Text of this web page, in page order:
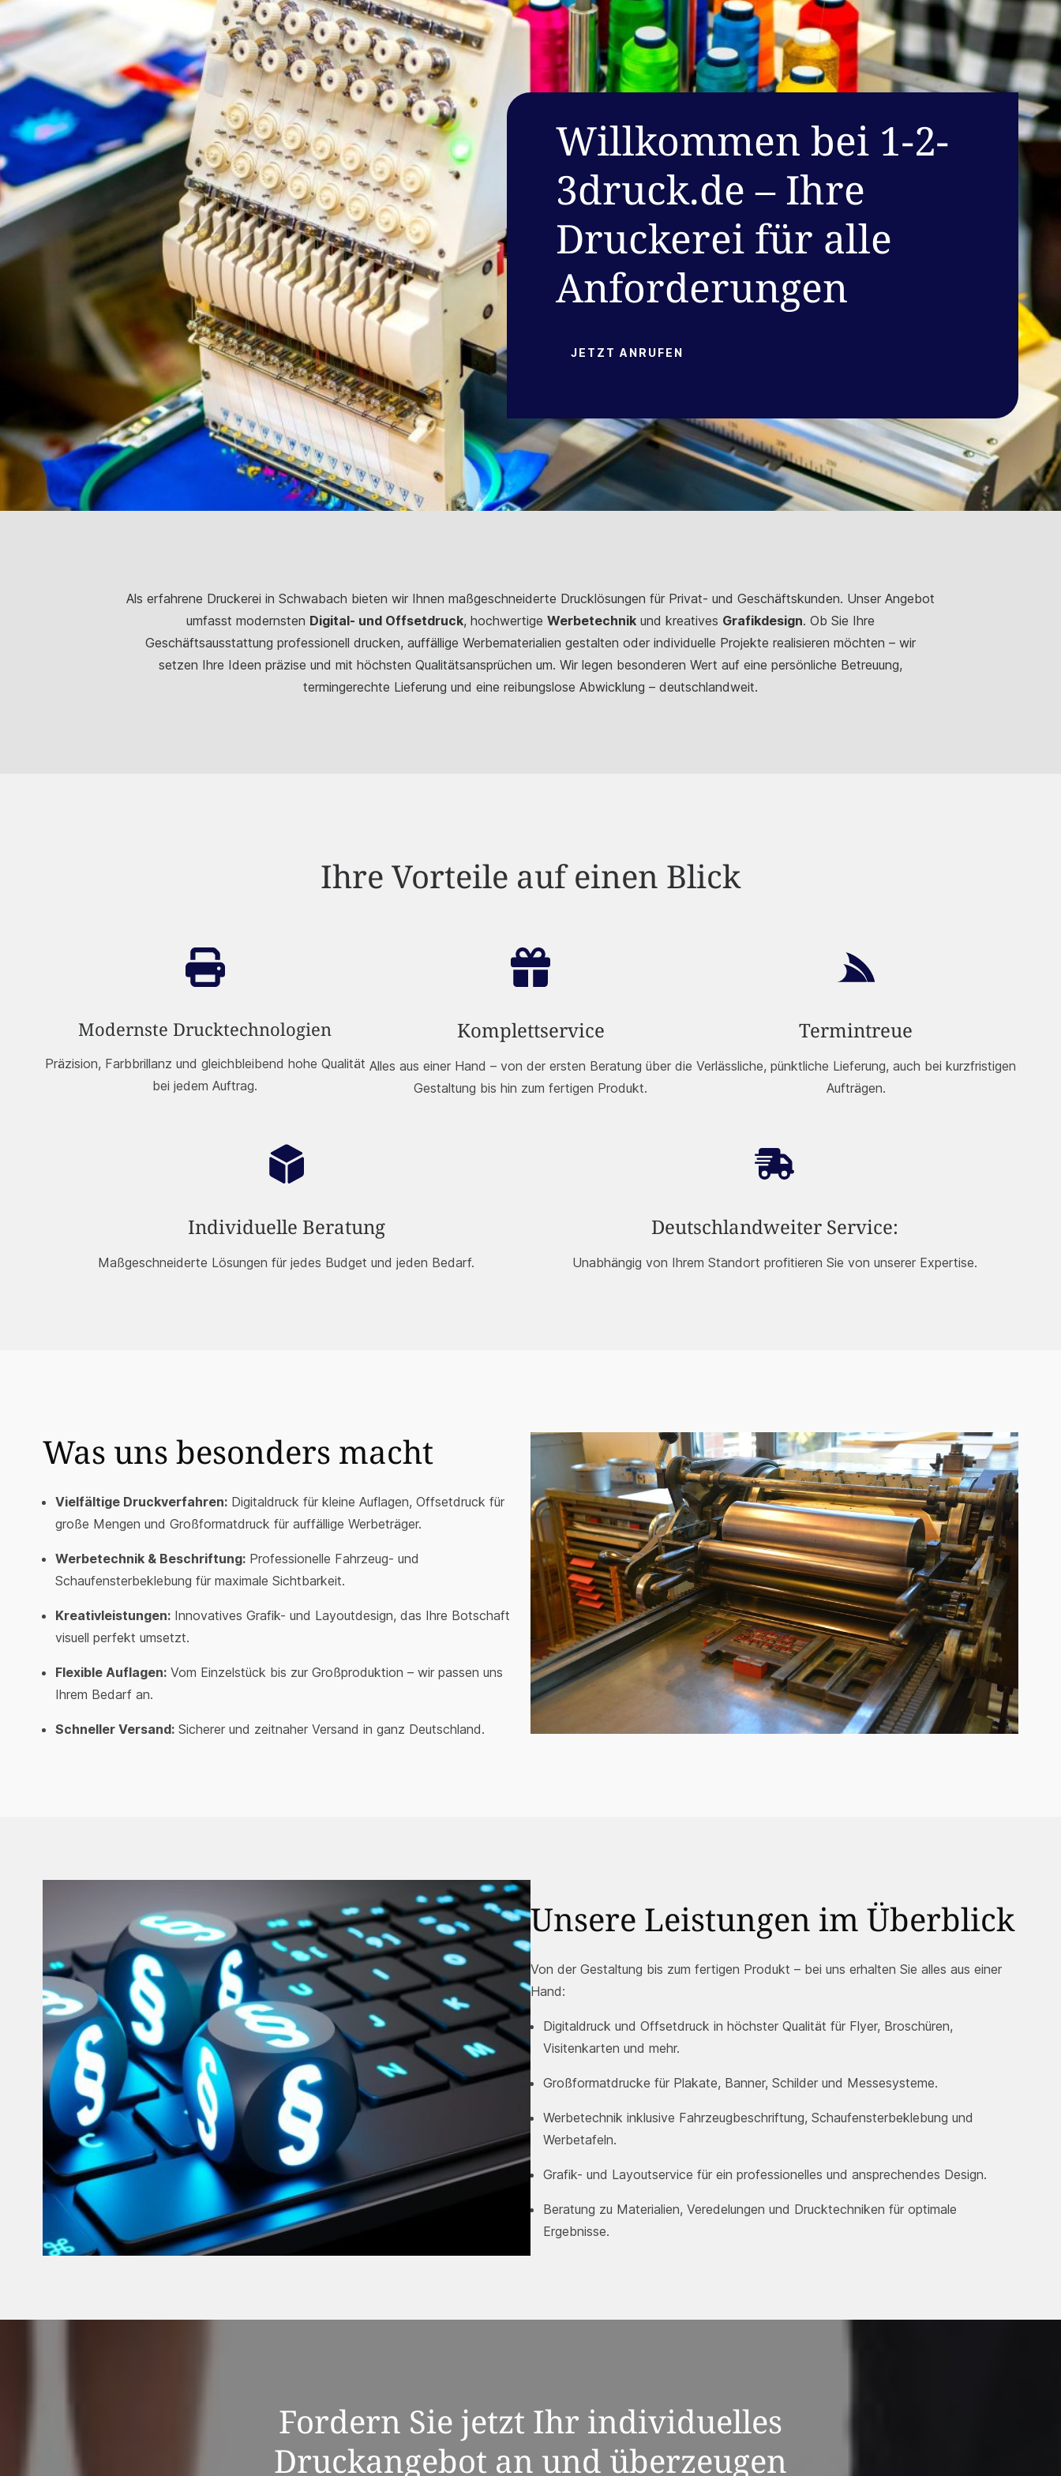
Willkommen bei 1-2-
3druck.de – Ihre
Druckerei für alle
Anforderungen
JETZT ANRUFEN
Als erfahrene Druckerei in Schwabach bieten wir Ihnen maßgeschneiderte Drucklösungen für Privat- und Geschäftskunden. Unser Angebot
umfasst modernsten Digital- und Offsetdruck, hochwertige Werbetechnik und kreatives Grafikdesign. Ob Sie Ihre
Geschäftsausstattung professionell drucken, auffällige Werbematerialien gestalten oder individuelle Projekte realisieren möchten – wir
setzen Ihre Ideen präzise und mit höchsten Qualitätsansprüchen um. Wir legen besonderen Wert auf eine persönliche Betreuung,
termingerechte Lieferung und eine reibungslose Abwicklung – deutschlandweit.
Ihre Vorteile auf einen Blick
Modernste Drucktechnologien
Präzision, Farbbrillanz und gleichbleibend hohe Qualität
bei jedem Auftrag.
Komplettservice
Alles aus einer Hand – von der ersten Beratung über die
Gestaltung bis hin zum fertigen Produkt.
Termintreue
Verlässliche, pünktliche Lieferung, auch bei kurzfristigen
Aufträgen.
Individuelle Beratung
Maßgeschneiderte Lösungen für jedes Budget und jeden Bedarf.
Deutschlandweiter Service:
Unabhängig von Ihrem Standort profitieren Sie von unserer Expertise.
Was uns besonders macht
Vielfältige Druckverfahren:Digitaldruck für kleine Auflagen, Offsetdruck für
große Mengen und Großformatdruck für auffällige Werbeträger.
Werbetechnik & Beschriftung:Professionelle Fahrzeug- und
Schaufensterbeklebung für maximale Sichtbarkeit.
Kreativleistungen:Innovatives Grafik- und Layoutdesign, das Ihre Botschaft
visuell perfekt umsetzt.
Flexible Auflagen:Vom Einzelstück bis zur Großproduktion – wir passen uns
Ihrem Bedarf an.
Schneller Versand:Sicherer und zeitnaher Versand in ganz Deutschland.
Unsere Leistungen im Überblick
Von der Gestaltung bis zum fertigen Produkt – bei uns erhalten Sie alles aus einer
Hand:
Digitaldruck und Offsetdruck in höchster Qualität für Flyer, Broschüren,
Visitenkarten und mehr.
Großformatdrucke für Plakate, Banner, Schilder und Messesysteme.
Werbetechnik inklusive Fahrzeugbeschriftung, Schaufensterbeklebung und
Werbetafeln.
Grafik- und Layoutservice für ein professionelles und ansprechendes Design.
Beratung zu Materialien, Veredelungen und Drucktechniken für optimale
Ergebnisse.
Fordern Sie jetzt Ihr individuelles
Druckangebot an und überzeugen